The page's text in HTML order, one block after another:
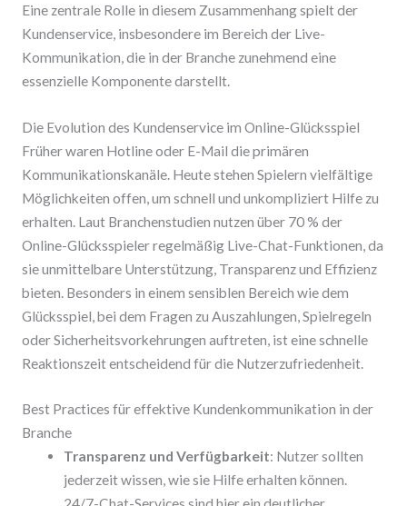
Eine zentrale Rolle in diesem Zusammenhang spielt der
Kundenservice, insbesondere im Bereich der Live-
Kommunikation, die in der Branche zunehmend eine
essenzielle Komponente darstellt.
Die Evolution des Kundenservice im Online-Glücksspiel
Früher waren Hotline oder E-Mail die primären
Kommunikationskanäle. Heute stehen Spielern vielfältige
Möglichkeiten offen, um schnell und unkompliziert Hilfe zu
erhalten. Laut Branchenstudien nutzen über 70 % der
Online-Glücksspieler regelmäßig Live-Chat-Funktionen, da
sie unmittelbare Unterstützung, Transparenz und Effizienz
bieten. Besonders in einem sensiblen Bereich wie dem
Glücksspiel, bei dem Fragen zu Auszahlungen, Spielregeln
oder Sicherheitsvorkehrungen auftreten, ist eine schnelle
Reaktionszeit entscheidend für die Nutzerzufriedenheit.
Best Practices für effektive Kundenkommunikation in der
Branche
Transparenz und Verfügbarkeit: Nutzer sollten
jederzeit wissen, wie sie Hilfe erhalten können.